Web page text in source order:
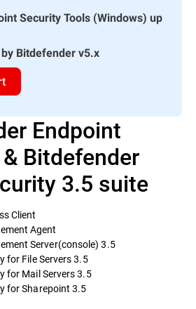
Security Tools (Windows) up
Bitdefender v5.x
Endpoint
Bitdefender
3.5 suite
Client
Agent
Server(console) 3.5
for File Servers 3.5
for Mail Servers 3.5
for Sharepoint 3.5